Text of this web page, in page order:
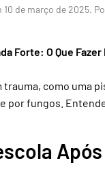
10 de março de 2025.
Forte: O Que
trauma, como uma
por fungos.